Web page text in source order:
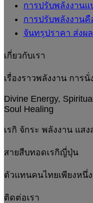
การปรับพลังงาน
การปรับพลังงาน
จันทรุปราคา ส่งผ
เกี่ยวกับเรา
เรื่องราวพลังงาน การ
Divine Energy,
Soul Healing
เรกิ จักระ พลังงาน แสง
สายสืบทอดเรกิญี่ปุ่น
ตัวแทนคนไทยเพียงหนึ่
ติดต่อเรา